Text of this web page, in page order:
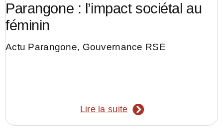
Parangone : l’impact sociétal au
féminin
Actu Parangone, Gouvernance RSE
Lire la suite